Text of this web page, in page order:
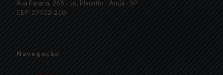
Rua Paraná, 265 - Jd. Planalto - Arujá - SP
CEP: 07402-210
Navegação